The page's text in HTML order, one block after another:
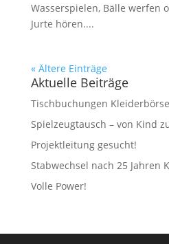
Wasserspielen, Bälle werfen
Jurte hören....
« Ältere Einträge
Aktuelle Beiträge
Tischbuchungen Kleiderbörse
Spielzeugtausch – von Kind
Projektleitung gesucht!
Stabwechsel nach 25 Jahren
Volle Power!